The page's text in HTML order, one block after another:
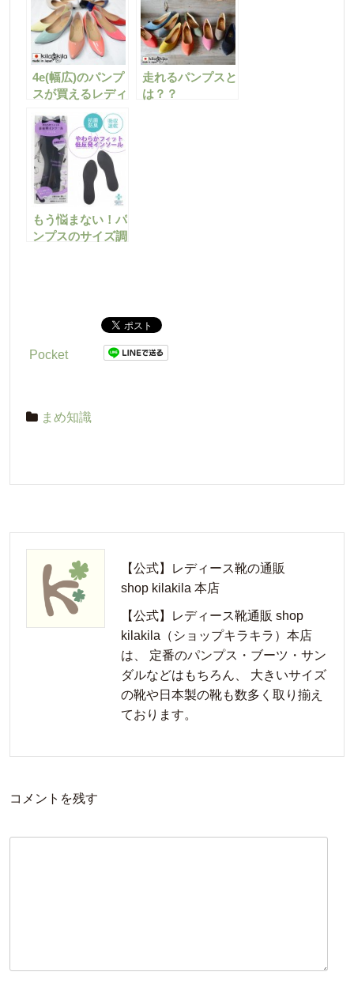
4e(幅広)のパンプ
スが買えるレディ
ース靴のおすすめ
通販サイト
走れるパンプスと
は？？
もう悩まない！パ
ンプスのサイズ調
Pocket
まめ知識
【公式】レディース靴の通販
shop kilakila 本店
【公式】レディース靴通販 shop
kilakila（ショップキラキラ）本店
は、 定番のパンプス・ブーツ・サン
ダルなどはもちろん、 大きいサイズ
の靴や日本製の靴も数多く取り揃え
ております。
コメントを残す